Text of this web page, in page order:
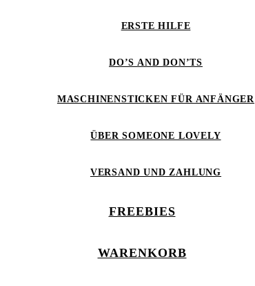
ERSTE HILFE
DO’S AND DON’TS
MASCHINENSTICKEN FÜR ANFÄNGER
ÜBER SOMEONE LOVELY
VERSAND UND ZAHLUNG
FREEBIES
WARENKORB